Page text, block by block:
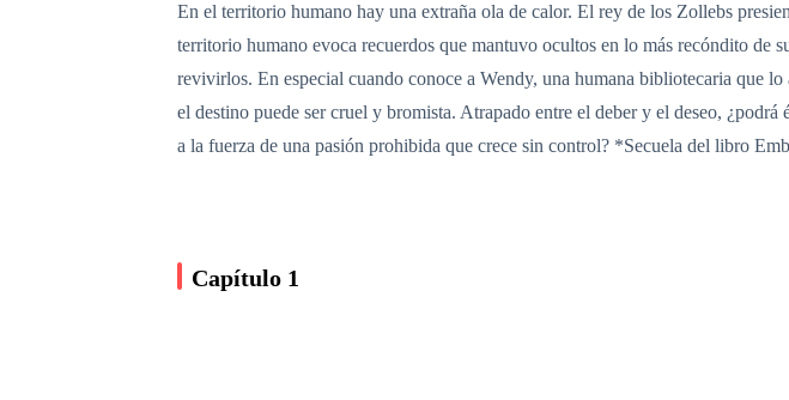
En el territorio humano hay una extraña ola de calor. El rey de los Zollebs
territorio humano evoca recuerdos que mantuvo ocultos en lo más recóndito de
revivirlos. En especial cuando conoce a Wendy, una humana bibliotecaria que
el destino puede ser cruel y bromista. Atrapado entre el deber y el deseo,
a la fuerza de una pasión prohibida que crece sin control? *Secuela del libro
Capítulo 1